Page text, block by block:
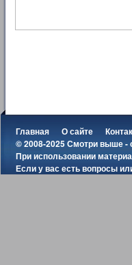
Главная О сайте
© 2008-2025 Смотри выше -
При использовании
Если у вас есть вопросы